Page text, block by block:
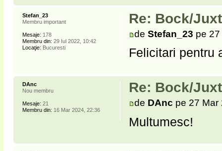
Re: Bock/
deStefan_23 pe
Felicitari pentru
Stefan_23
Membru important
Mesaje: 178
Membru din: 29 Iul 2022, 10:42
Locaţie: Bucuresti
Re: Bock/
de DAnc pe 27 Mar
Multumesc!
DAnc
Nou membru
Mesaje: 21
Membru din: 16 Mar 2024, 22:36